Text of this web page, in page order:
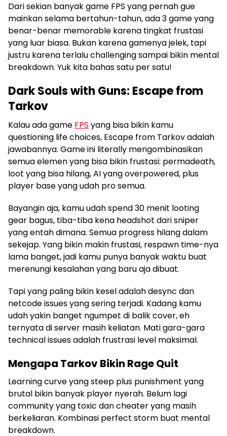
Dari sekian banyak game FPS yang pernah gue
mainkan selama bertahun-tahun, ada 3 game yang
benar-benar memorable karena tingkat frustasi
yang luar biasa. Bukan karena gamenya jelek, tapi
justru karena terlalu challenging sampai bikin mental
breakdown. Yuk kita bahas satu per satu!
Dark Souls with Guns: Escape from
Tarkov
Kalau ada game FPS yang bisa bikin kamu
questioning life choices, Escape from Tarkov adalah
jawabannya. Game ini literally mengombinasikan
semua elemen yang bisa bikin frustasi: permadeath,
loot yang bisa hilang, AI yang overpowered, plus
player base yang udah pro semua.
Bayangin aja, kamu udah spend 30 menit looting
gear bagus, tiba-tiba kena headshot dari sniper
yang entah dimana. Semua progress hilang dalam
sekejap. Yang bikin makin frustasi, respawn time-nya
lama banget, jadi kamu punya banyak waktu buat
merenungi kesalahan yang baru aja dibuat.
Tapi yang paling bikin kesel adalah desync dan
netcode issues yang sering terjadi. Kadang kamu
udah yakin banget ngumpet di balik cover, eh
ternyata di server masih keliatan. Mati gara-gara
technical issues adalah frustrasi level maksimal.
Mengapa Tarkov Bikin Rage Quit
Learning curve yang steep plus punishment yang
brutal bikin banyak player nyerah. Belum lagi
community yang toxic dan cheater yang masih
berkeliaran. Kombinasi perfect storm buat mental
breakdown.